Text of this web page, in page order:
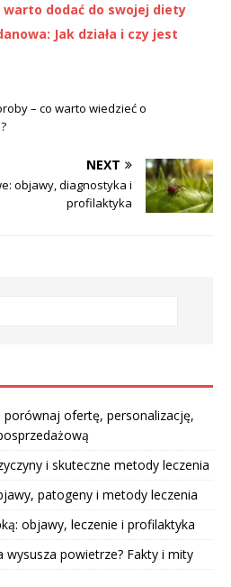
dodać do swojej diety
Jak działa i czy jest
– co warto wiedzieć o
NEXT
objawy, diagnostyka i
profilaktyka
porównaj ofertę, personalizację,
i skuteczne metody leczenia
patogeny i metody leczenia
objawy, leczenie i profilaktyka
wysusza powietrze? Fakty i mity